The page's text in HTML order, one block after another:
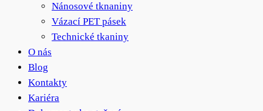
Nánosové tknaniny
Vázací PET pásek
Technické tkaniny
O nás
Blog
Kontakty
Kariéra